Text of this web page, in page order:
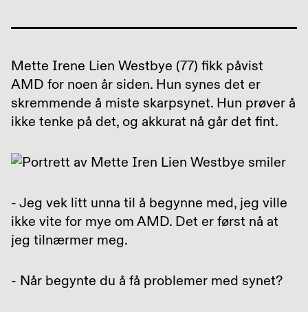
Mette Irene Lien Westbye (77) fikk påvist
AMD for noen år siden. Hun synes det er
skremmende å miste skarpsynet. Hun prøver å
ikke tenke på det, og akkurat nå går det fint.
- Jeg vek litt unna til å begynne med, jeg ville
ikke vite for mye om AMD. Det er først nå at
jeg tilnærmer meg.
- Når begynte du å få problemer med synet?